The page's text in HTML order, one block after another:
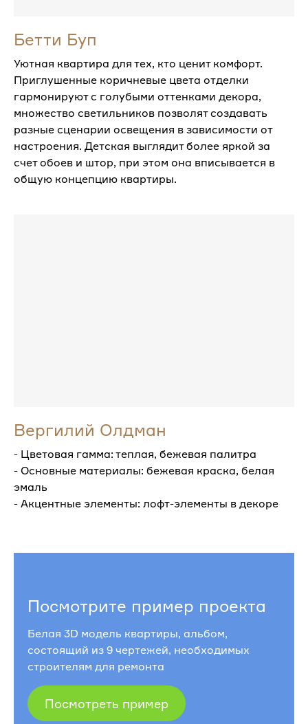
Бетти Буп
Уютная квартира для тех, кто ценит комфорт.
Приглушенные коричневые цвета отделки
гармонируют с голубыми оттенками декора,
множество светильников позволят создавать
разные сценарии освещения в зависимости от
настроения. Детская выглядит более яркой за
счет обоев и штор, при этом она вписывается в
общую концепцию квартиры.
Вергилий Олдман
- Цветовая гамма: теплая, бежевая палитра
- Основные материалы: бежевая краска, белая
эмаль
- Акцентные элементы: лофт-элементы в декоре
Посмотрите пример проекта
Белая 3D модель квартиры, альбом,
состоящий из 9 чертежей, необходимых
строителям для ремонта
Посмотреть пример